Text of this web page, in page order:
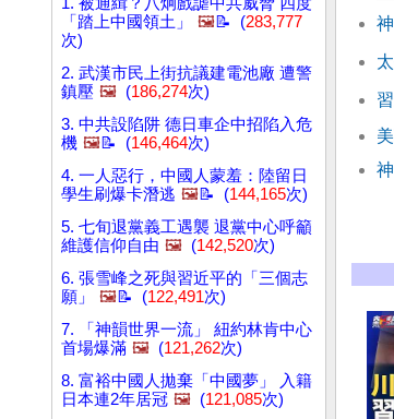
「踏上中國領土」
🖼️📝 (283,777
次)
2. 武漢市民上街抗議建電池廠 遭警
鎮壓 🖼️ (186,274次)
3. 中共設陷阱 德日車企中招陷入危
機 🖼️📝 (146,464次)
4. 一人惡行，中國人蒙羞：陸留日
學生刷爆卡潛逃 🖼️📝 (144,165次)
5. 七旬退黨義工遇襲 退黨中心呼籲
維護信仰自由 🖼️ (142,520次)
6. 張雪峰之死與習近平的「三個志
願」
🖼️📝 (122,491次)
7. 「神韻世界一流」 紐約林肯中心
首場爆滿 🖼️ (121,262次)
8. 富裕中國人拋棄「中國夢」 入籍
日本連2年居冠 🖼️ (121,085次)